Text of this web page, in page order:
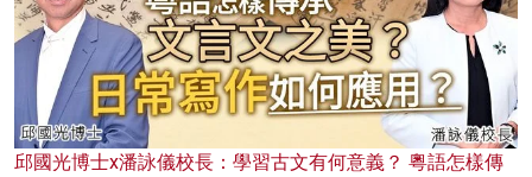
邱國光博士x潘詠儀校長：學習古文有何意義？ 粵語怎樣傳